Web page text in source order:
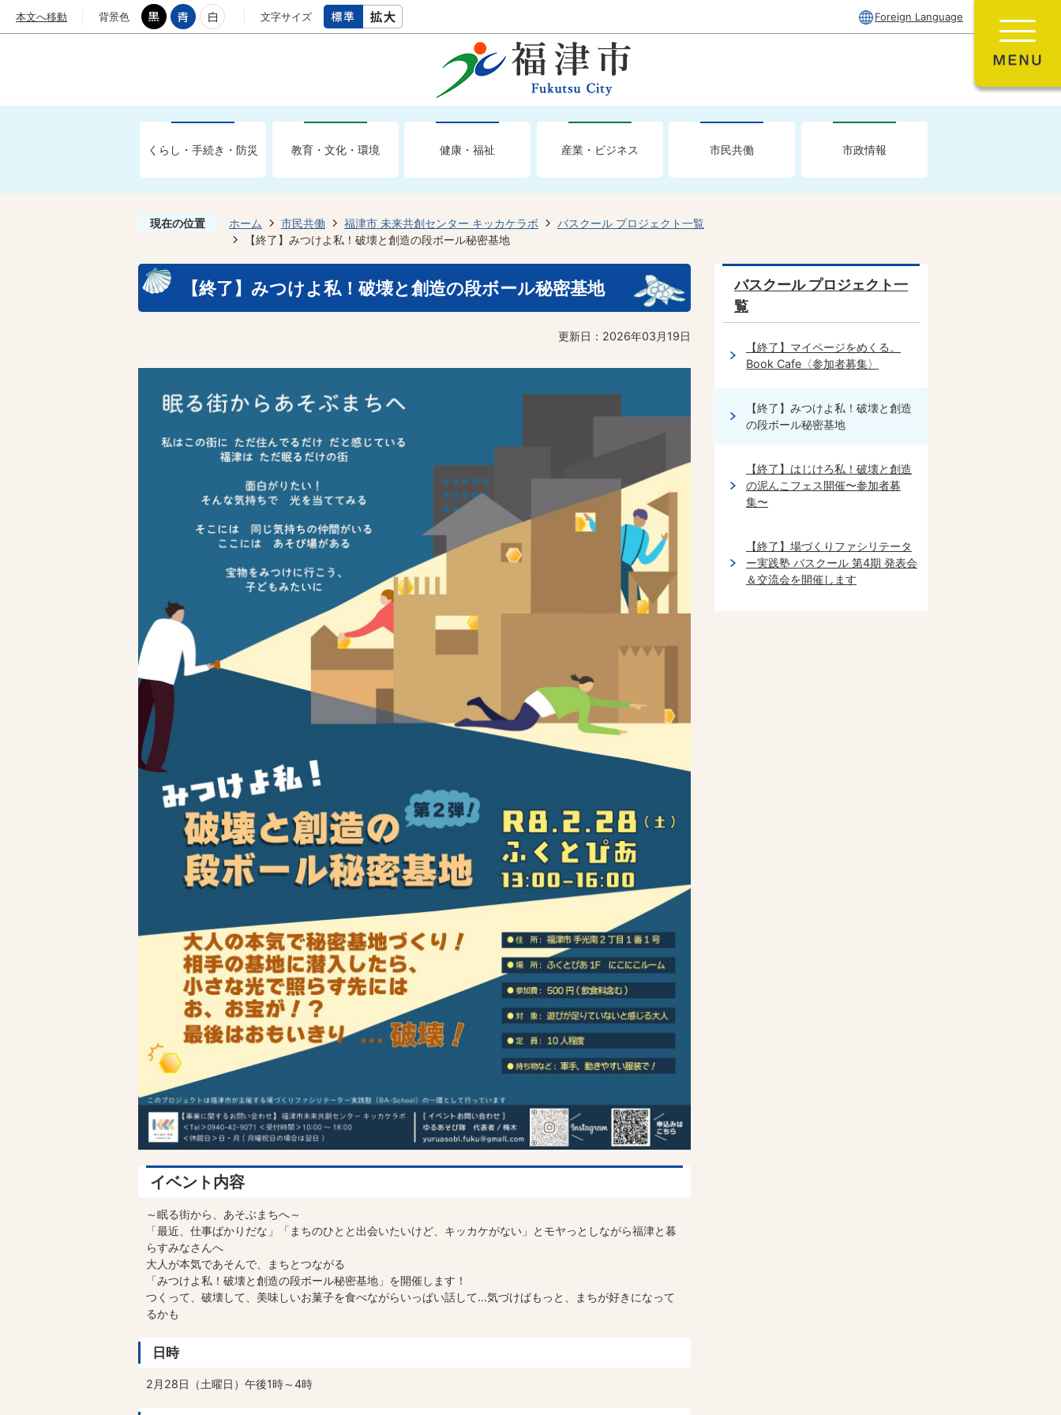
本文へ移動 背景色 文字サイズ Foreign Language
くらし・手続き・防災 教育・文化・環境 健康・福祉 産業・ビジネス 市民共働 市政情報
現在の位置 ホーム 市民共働 福津市 未来共創センター キッカケラボ
バスクール プロジェクト一覧
【終了】みつけよ私！破壊と創造の段ボール秘密基地
【終了】みつけよ私！破壊と創造の段ボール秘密基地
更新日：2026年03月19日
イベント内容
～眠る街から、あそぶまちへ～
「最近、仕事ばかりだな」「まちのひとと出会いたいけど、キッカケがない」とモヤっとしながら福津と暮
らすみなさんへ
大人が本気であそんで、まちとつながる
「みつけよ私！破壊と創造の段ボール秘密基地」を開催します！
つくって、破壊して、美味しいお菓子を食べながらいっぱい話して…気づけばもっと、まちが好きになって
るかも
日時
2月28日（土曜日）午後1時～4時
バスクール プロジェクト一
覧
【終了】マイページをめくる。
Book Cafe〈参加者募集〉
【終了】みつけよ私！破壊と創造
の段ボール秘密基地
【終了】はじけろ私！破壊と創造
の泥んこフェス開催〜参加者募
集〜
【終了】場づくりファシリテータ
ー実践塾 バスクール 第4期 発表会
＆交流会を開催します